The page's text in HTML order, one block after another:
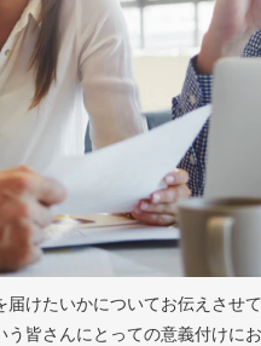
けたいかについてお伝えさせて
う皆さんにとっての意義付けに